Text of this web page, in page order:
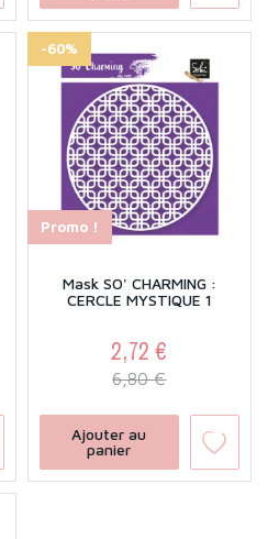
Promo !
-60%
Mask SO' CHARMING :
CERCLE MYSTIQUE 1
Prix
2,72 €
Prix de base
6,80 €
Ajouter au
panier